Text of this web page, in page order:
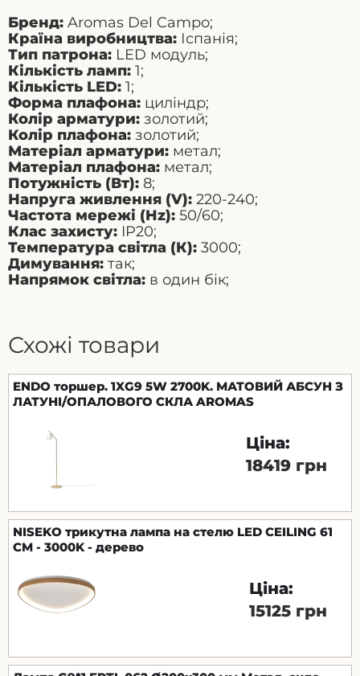
Бренд: Aromas Del Campo;
Країна виробництва: Іспанія;
Тип патрона: LED модуль;
Кількість ламп: 1;
Кількість LED: 1;
Форма плафона: циліндр;
Колір арматури: золотий;
Колір плафона: золотий;
Матеріал арматури: метал;
Матеріал плафона: метал;
Потужність (Вт): 8;
Напруга живлення (V): 220-240;
Частота мережі (Hz): 50/60;
Клас захисту: IP20;
Температура світла (К): 3000;
Димування: так;
Напрямок світла: в один бік;
Схожі товари
ENDO торшер. 1XG9 5W 2700K. МАТОВИЙ АБСУН З
ЛАТУНІ/ОПАЛОВОГО СКЛА AROMAS
Ціна:
18419 грн
NISEKO трикутна лампа на стелю LED CEILING 61
CM - 3000K - дерево
Ціна:
15125 грн